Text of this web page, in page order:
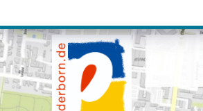
Visuelle
Assistenzsoftware
öffnen.
Mit
der
Tastatur
erreichbar